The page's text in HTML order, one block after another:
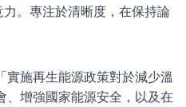
。專注於清晰度，在保持論
「實施再生能源政策對於減少溫
、增強國家能源安全，以及在